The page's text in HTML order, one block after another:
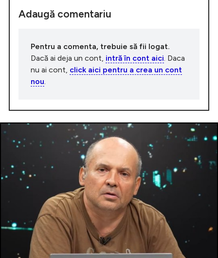
Adaugă comentariu
Pentru a comenta, trebuie să fii logat.
Dacă ai deja un cont, intră în cont aici . Daca
nu ai cont, click aici pentru a crea un cont
nou